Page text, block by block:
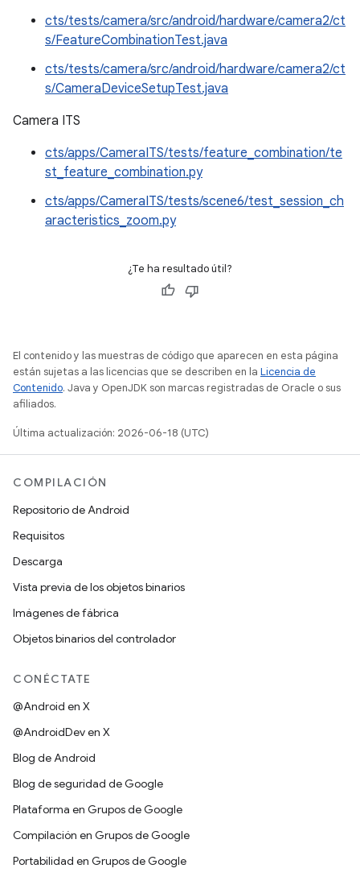
cts/tests/camera/src/android/hardware/camera2/ct
s/FeatureCombinationTest.java
cts/tests/camera/src/android/hardware/camera2/ct
s/CameraDeviceSetupTest.java
Camera ITS
cts/apps/CameraITS/tests/feature_combination/te
st_feature_combination.py
cts/apps/CameraITS/tests/scene6/test_session_ch
aracteristics_zoom.py
¿Te ha resultado útil?
El contenido y las muestras de código que aparecen en esta página
están sujetas a las licencias que se describen en la Licencia de
Contenido. Java y OpenJDK son marcas registradas de Oracle o sus
afiliados.
Última actualización: 2026-06-18 (UTC)
COMPILACIÓN
Repositorio de Android
Requisitos
Descarga
Vista previa de los objetos binarios
Imágenes de fábrica
Objetos binarios del controlador
CONÉCTATE
@Android en X
@AndroidDev en X
Blog de Android
Blog de seguridad de Google
Plataforma en Grupos de Google
Compilación en Grupos de Google
Portabilidad en Grupos de Google